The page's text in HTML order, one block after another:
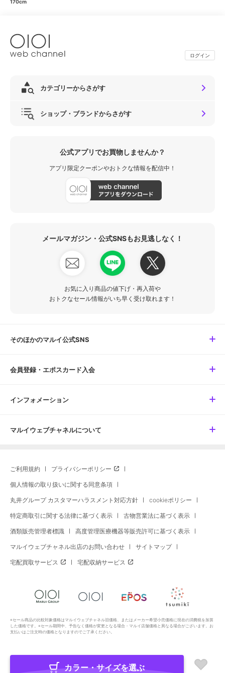
170cm
ログイン
カテゴリーからさがす
ショップ・ブランドからさがす
公式アプリでお買物しませんか？
アプリ限定クーポンやおトクな情報を配信中！
メールマガジン・公式SNSもお見逃しなく！
お気に入り商品の値下げ・再入荷や
おトクなセール情報がいち早く受け取れます！
そのほかのマルイ公式SNS
会員登録・エポスカード入会
インフォメーション
マルイウェブチャネルについて
ご利用規約 プライバシーポリシー
個人情報の取り扱いに関する同意条項
丸井グループ カスタマーハラスメント対応方針 cookieポリシー
特定商取引に関する法律に基づく表示 古物営業法に基づく表示
酒類販売管理者標識 高度管理医療機器等販売許可に基づく表示
マルイウェブチャネル出店のお問い合わせ サイトマップ
宅配買取サービス 宅配収納サービス
※セール商品の比較対象価格はマルイウェブチャネル旧価格、またはメーカー希望小売価格に現在の消費税を加算
した価格です。※セール期間中、予告なく価格が変更となる場合・マルイ店舗価格と異なる場合がございます。お
支払いはご注文時の価格となりますのでご了承ください。
Copyright All Rights Reserved. MARUI Co., Ltd
カラー・サイズを選ぶ